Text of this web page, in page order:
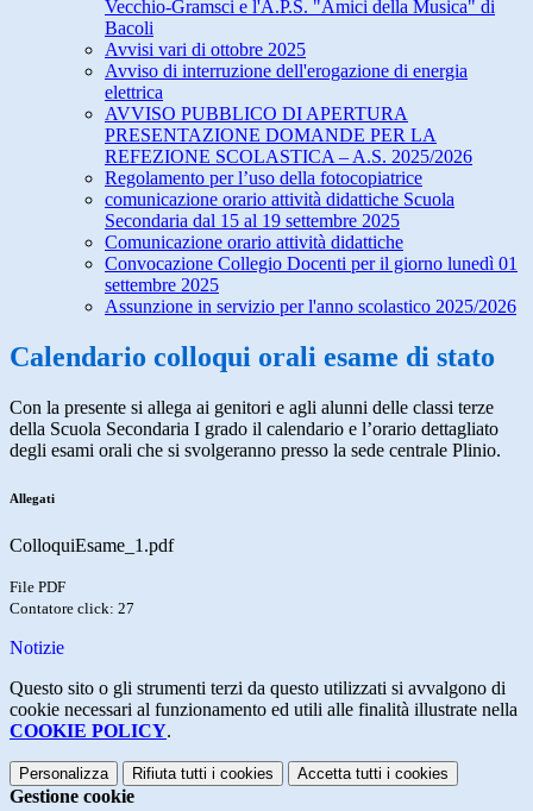
Vecchio-Gramsci e l'A.P.S. "Amici della Musica" di
Bacoli
Avvisi vari di ottobre 2025
Avviso di interruzione dell'erogazione di energia
elettrica
AVVISO PUBBLICO DI APERTURA
PRESENTAZIONE DOMANDE PER LA
REFEZIONE SCOLASTICA – A.S. 2025/2026
Regolamento per l’uso della fotocopiatrice
comunicazione orario attività didattiche Scuola
Secondaria dal 15 al 19 settembre 2025
Comunicazione orario attività didattiche
Convocazione Collegio Docenti per il giorno lunedì 01
settembre 2025
Assunzione in servizio per l'anno scolastico 2025/2026
Calendario colloqui orali esame di stato
Con la presente si allega ai genitori e agli alunni delle classi terze
della Scuola Secondaria I grado il calendario e l’orario dettagliato
degli esami orali che si svolgeranno presso la sede centrale Plinio.
Allegati
ColloquiEsame_1.pdf
File PDF
Contatore click: 27
Notizie
Questo sito o gli strumenti terzi da questo utilizzati si avvalgono di
cookie necessari al funzionamento ed utili alle finalità illustrate nella
COOKIE POLICY.
Personalizza Rifiuta tutti i cookies Accetta tutti i cookies
Gestione cookie